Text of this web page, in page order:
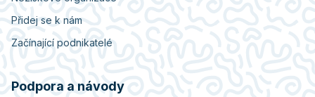
Přidej se k nám
Začínající podnikatelé
Podpora a návody